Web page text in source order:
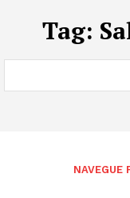
Tag:
NAVEGUE